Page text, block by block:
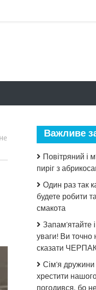
Важливе
Повітряний і
пиріг з
Один раз так
будете робити
смакота
Запам’ятайте
уваги! Ви точно
сказати
Сім’я
хрестити
погодився, бо